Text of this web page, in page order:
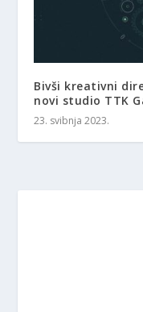
Bivši kreativni
novi studio TTK
23. svibnja 2023.